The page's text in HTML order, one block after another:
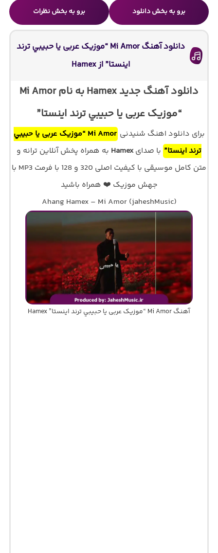
برو به بخش دانلود برو به بخش نظرات
دانلود آهنگ Mi Amor “موزیک عربی يا حبيبي ترند
اینستا” از Hamex
دانلود آهنگ جدید Hamex به نام Mi Amor
“موزیک عربی يا حبيبي ترند اینستا”
برای دانلود اهنگ شنیدنی
Mi Amor “موزیک عربی يا حبيبي
ترند اینستا” با صدایHamex به همراه پخش آنلاین ترانه و
متن کامل موسیقی با کیفیت اصلی 320 و 128 با فرمت MP3 با
جهش موزیک ❤️ همراه باشید
Ahang Hamex – Mi Amor (jaheshMusic)
آهنگ Mi Amor “موزیک عربی يا حبيبي ترند اینستا” Hamex